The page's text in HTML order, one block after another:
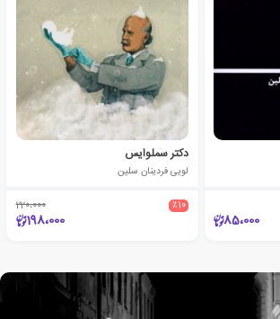
85،000
دکتر سملوایس
لویی فردینان سلین
٪10 220،000
198،000